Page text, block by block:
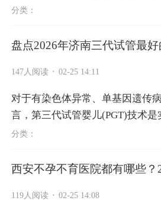
借灵活服务、个性化方案，成为
分类：
盘点2026年济南三代试管最
147人阅读 · 02-25 14:11
对于有染色体异常、单基因遗传
言，第三代试管婴儿(PGT)技术
途径。济南作为山东省医疗资源
分类：
西安不孕不育医院都有哪些？
119人阅读 · 02-25 14:08